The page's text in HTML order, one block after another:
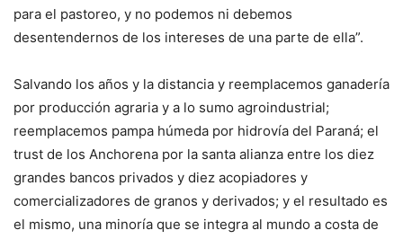
para el pastoreo, y no podemos ni debemos
desentendernos de los intereses de una parte de ella”.
Salvando los años y la distancia y reemplacemos ganadería
por producción agraria y a lo sumo agroindustrial;
reemplacemos pampa húmeda por hidrovía del Paraná; el
trust de los Anchorena por la santa alianza entre los diez
grandes bancos privados y diez acopiadores y
comercializadores de granos y derivados; y el resultado es
el mismo, una minoría que se integra al mundo a costa de